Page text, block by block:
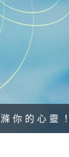
你的心靈！